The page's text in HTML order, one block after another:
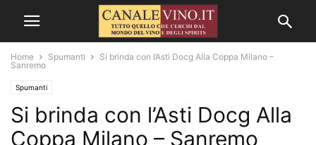
Home Spumanti
Si brinda con l’Asti Docg Alla Coppa Milano –
Sanremo
Spumanti
Si brinda con l’Asti Docg Alla
Coppa Milano – Sanremo